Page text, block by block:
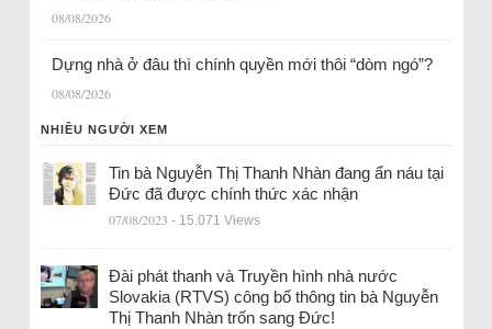
08/08/2026
Dựng nhà ở đâu thì chính quyền mới thôi “dòm ngó”?
08/08/2026
NHIỀU NGƯỜI XEM
Tin bà Nguyễn Thị Thanh Nhàn đang ẩn náu tại
Đức đã được chính thức xác nhận
07/08/2023 - 15.071 Views
Đài phát thanh và Truyền hình nhà nước
Slovakia (RTVS) công bố thông tin bà Nguyễn
Thị Thanh Nhàn trốn sang Đức!